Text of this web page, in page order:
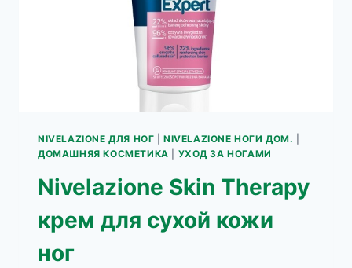
NIVELAZIONE ДЛЯ НОГ |NIVELAZIONE НОГИ ДОМ.
ДОМАШНЯЯ КОСМЕТИКА
УХОД ЗА НОГАМИ
Nivelazione Skin Therapy
крем для сухой кожи
ног